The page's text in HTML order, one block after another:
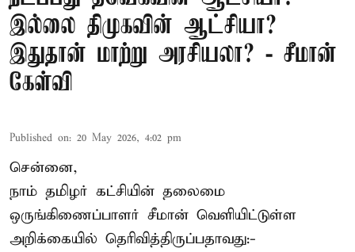
இல்லை திமுகவின் ஆட்சியா?
இதுதான் மாற்று அரசியலா? - சீமான்
கேள்வி
Published on: 20 May 2026, 4:02 pm
சென்னை,
நாம் தமிழர் கட்சியின் தலைமை
ஒருங்கிணைப்பாளர் சீமான் வெளியிட்டுள்ள
அறிக்கையில் தெரிவித்திருப்பதாவது:-